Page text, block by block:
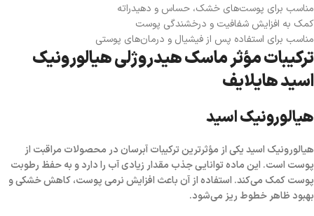
مناسب برای پوست‌های خشک، حساس و دهیدراته
کمک به افزایش شفافیت و درخشندگی پوست
مناسب برای استفاده پس از فیشیال و درمان‌های پوستی
ترکیبات مؤثر ماسک هیدروژلی هیالورونیک
اسید هایلایف
هیالورونیک اسید
هیالورونیک اسید یکی از مؤثرترین ترکیبات آبرسان در محصولات مراقبت از
پوست است. این ماده توانایی جذب مقدار زیادی آب را دارد و به حفظ رطوبت
پوست کمک می‌کند. استفاده از آن باعث افزایش نرمی پوست، کاهش خشکی و
بهبود ظاهر خطوط ریز می‌شود.